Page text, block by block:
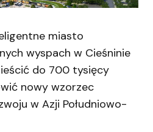
miasto
wyspach w Cieśninie
do 700 tysięcy
nowy wzorzec
w Azji Południowo-